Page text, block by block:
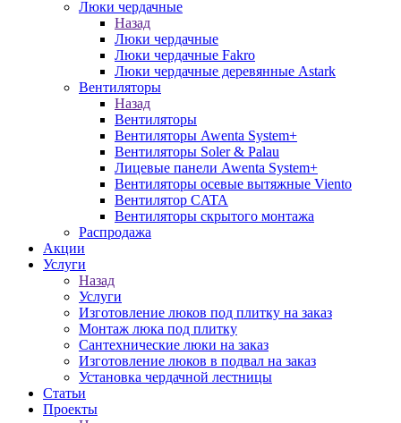
Люки чердачные
Назад
Люки чердачные
Люки чердачные Fakro
Люки чердачные деревянные Astark
Вентиляторы
Назад
Вентиляторы
Вентиляторы Awenta System+
Вентиляторы Soler & Palau
Лицевые панели Awenta System+
Вентиляторы осевые вытяжные Viento
Вентилятор CATA
Вентиляторы скрытого монтажа
Распродажа
Акции
Услуги
Назад
Услуги
Изготовление люков под плитку на заказ
Монтаж люка под плитку
Сантехнические люки на заказ
Изготовление люков в подвал на заказ
Установка чердачной лестницы
Статьи
Проекты